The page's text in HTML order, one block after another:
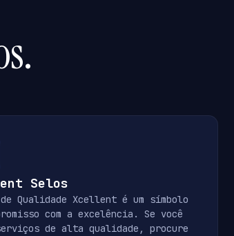
Selos
Qualidade Xcellent é um símbolo
com a excelência. Se você
de alta qualidade, procure